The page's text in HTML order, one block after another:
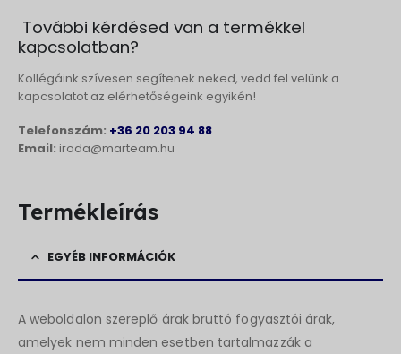
További kérdésed van a termékkel
kapcsolatban?
Kollégáink szívesen segítenek neked, vedd fel velünk a
kapcsolatot az elérhetőségeink egyikén!
Telefonszám: +36 20 203 94 88
Email: iroda@marteam.hu
Termékleírás
EGYÉB INFORMÁCIÓK
A weboldalon szereplő árak bruttó fogyasztói árak,
amelyek nem minden esetben tartalmazzák a